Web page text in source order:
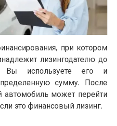
при котором
лизингодателю до
Вы используете его и
сумму. После
автомобиль может перейти
это финансовый лизинг.